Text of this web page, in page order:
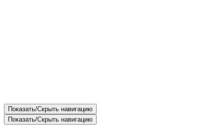
Показать/Скрыть навигацию
Показать/Скрыть навигацию